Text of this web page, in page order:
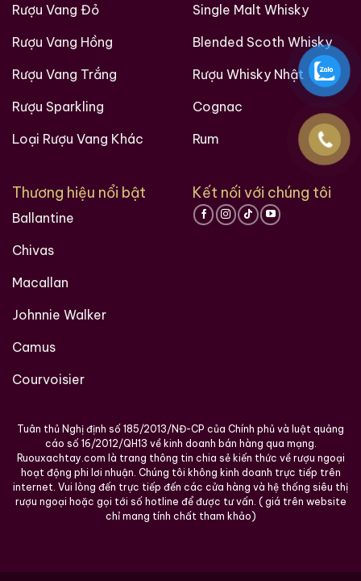
Rượu Vang Đỏ
Rượu Vang Hồng
Rượu Vang Trắng
Rượu Sparkling
Loại Rượu Vang Khác
Single Malt Whisky
Blended Scoth Whisky
Rượu Whisky Nhật
Cognac
Rum
Thương hiệu nổi bật
Ballantine
Chivas
Macallan
Johnnie Walker
Camus
Courvoisier
Kết nối với chúng tôi
Tuân thủ Nghị định số 185/2013/NĐ-CP của Chính phủ và luật quảng
cáo số 16/2012/QH13 về kinh doanh bán hàng qua mạng.
Ruouxachtay.com là trang thông tin chia sẻ kiến thức về rượu ngoại
hoạt động phi lơi nhuận. Chúng tôi không kinh doanh trực tiếp trên
internet. Vui lòng đến trực tiếp đến các cửa hàng và hệ thống siêu thị
rượu ngoại hoặc gọi tới số hotline để được tư vấn. ( giá trên website
chỉ mang tính chất tham khảo)